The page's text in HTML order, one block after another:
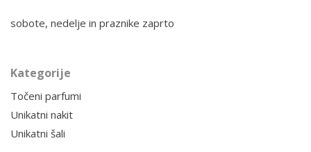
sobote, nedelje in praznike zaprto
Kategorije
Točeni parfumi
Unikatni nakit
Unikatni šali